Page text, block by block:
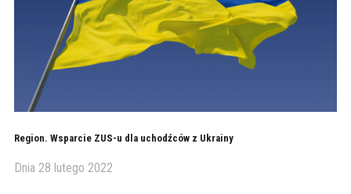
Region. Wsparcie ZUS-u dla uchodźców z Ukrainy
Dnia 28 lutego 2022